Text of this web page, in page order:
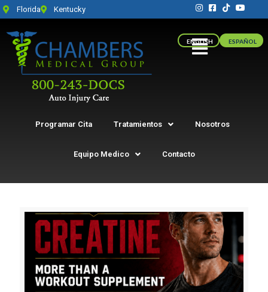
Florida Kentucky
Programar Cita Tratamientos Nosotros
Equipo Medico Contacto
ENGLISH ESPAÑOL